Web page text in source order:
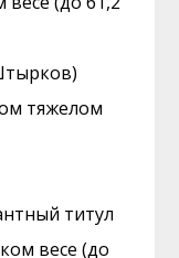
тяжелом
титул
весе (до